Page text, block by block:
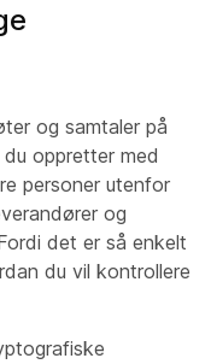
og samtaler på
oppretter med
personer utenfor
og
det er så enkelt
du vil kontrollere